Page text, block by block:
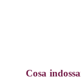
Cosa